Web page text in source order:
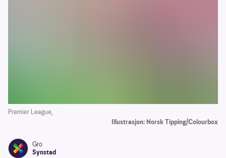
Premier League,
Illustrasjon: Norsk Tipping/Colourbox
Gro
Synstad